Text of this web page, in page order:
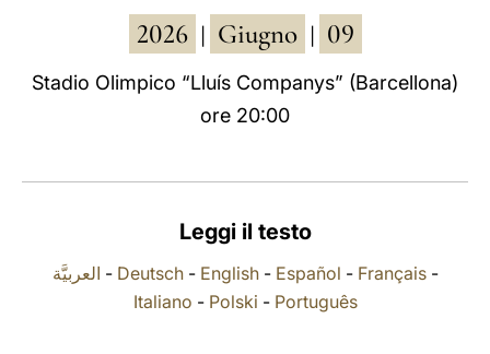
العربيّة
中文
2026 Giugno 09
Stadio Olimpico “Lluís Companys” (Barcellona)
ore 20:00
Leggi il testo
العربيَّة - Deutsch- English- Español - Français-
Italiano - Polski - Português